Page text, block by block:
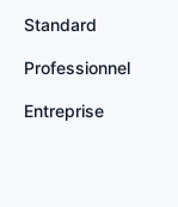
Standard
Professionnel
Entreprise